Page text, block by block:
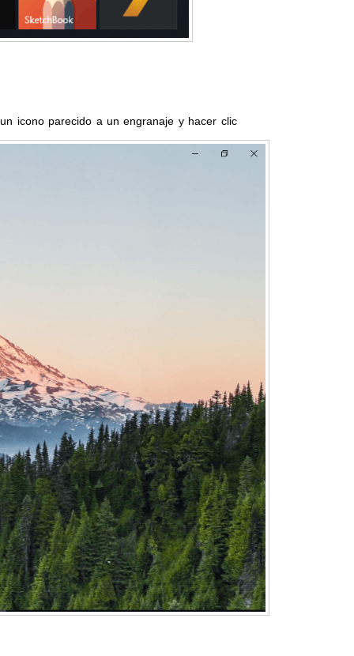
icono parecido a un engranaje y hacer clic